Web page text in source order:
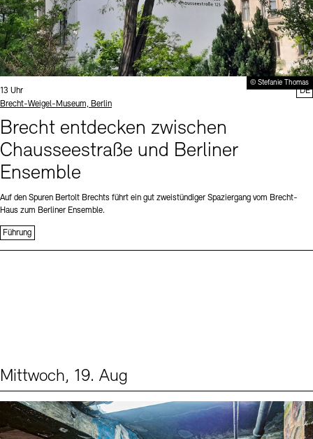
© Stefanie Thomas
Uhrzeit:
13 Uhr
Standort
Brecht-Weigel-Museum, Berlin
Brecht entdecken zwischen
Chausseestraße und Berliner
Ensemble
Auf den Spuren Bertolt Brechts führt ein gut zweistündiger Spaziergang vom Brecht-
Haus zum Berliner Ensemble.
Führung
DE
Mittwoch, 19. Aug